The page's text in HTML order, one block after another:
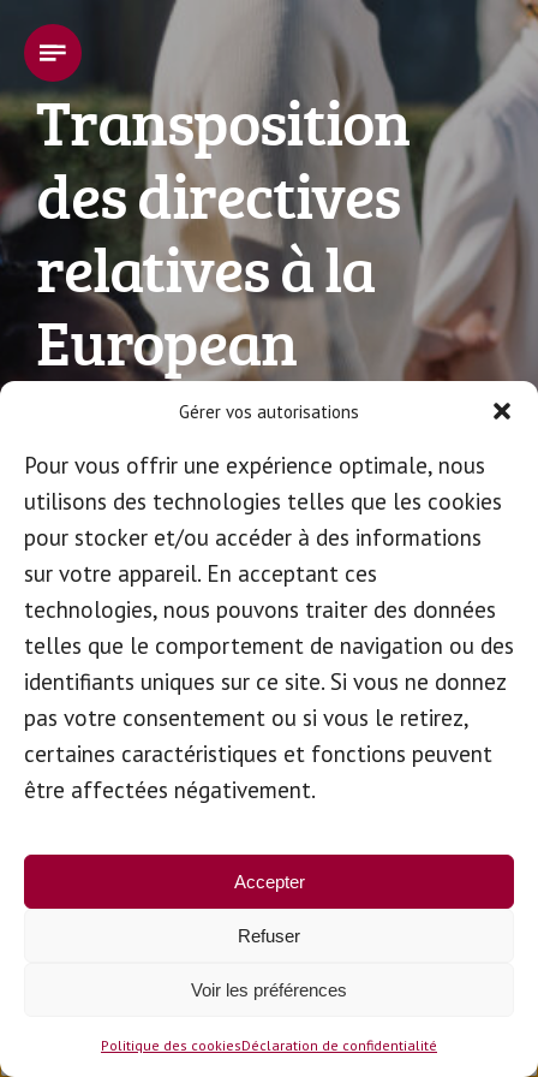
Gérer vos autorisations
Pour vous offrir une expérience optimale, nous
utilisons des technologies telles que les cookies
pour stocker et/ou accéder à des informations
sur votre appareil. En acceptant ces
technologies, nous pouvons traiter des données
telles que le comportement de navigation ou des
identifiants uniques sur ce site. Si vous ne donnez
pas votre consentement ou si vous le retirez,
certaines caractéristiques et fonctions peuvent
être affectées négativement.
Accepter
Refuser
Voir les préférences
Politique des cookiesDéclaration de confidentialité
Transposition
des directives
relatives à la
European
Disability Card et
à la carte de
stationnement
pour personnes
handicapées
Le SPF Sécurité sociale est l’organisme